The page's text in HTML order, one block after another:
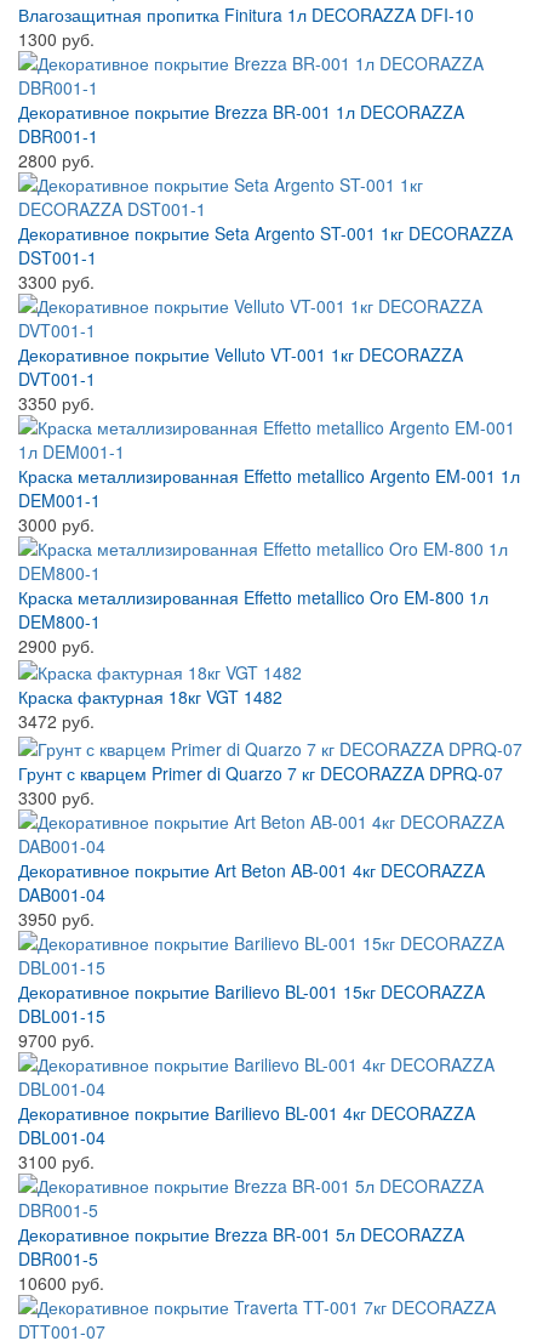
Влагозащитная пропитка Finitura 1л DECORAZZA DFI-10
1300 руб.
Декоративное покрытие Brezza BR-001 1л DECORAZZA
DBR001-1
2800 руб.
Декоративное покрытие Seta Argento ST-001 1кг DECORAZZA
DST001-1
3300 руб.
Декоративное покрытие Velluto VT-001 1кг DECORAZZA
DVT001-1
3350 руб.
Краска металлизированная Effetto metallico Argento EM-001 1л
DEM001-1
3000 руб.
Краска металлизированная Effetto metallico Oro EM-800 1л
DEM800-1
2900 руб.
Краска фактурная 18кг VGT 1482
3472 руб.
Грунт с кварцем Primer di Quarzo 7 кг DECORAZZA DPRQ-07
3300 руб.
Декоративное покрытие Art Beton AB-001 4кг DECORAZZA
DAB001-04
3950 руб.
Декоративное покрытие Barilievo BL-001 15кг DECORAZZA
DBL001-15
9700 руб.
Декоративное покрытие Barilievo BL-001 4кг DECORAZZA
DBL001-04
3100 руб.
Декоративное покрытие Brezza BR-001 5л DECORAZZA
DBR001-5
10600 руб.